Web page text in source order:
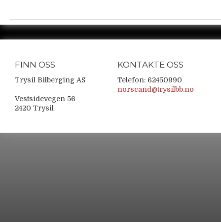
FINN OSS
Trysil Bilberging AS
Vestsidevegen 56
2420 Trysil
KONTAKTE OSS
Telefon: 62450990
norscand@trysilbb.no